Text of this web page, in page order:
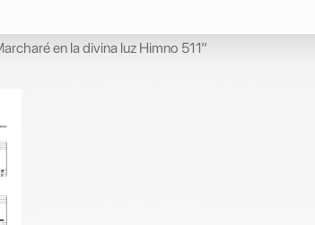
en la divina luz Himno 511”